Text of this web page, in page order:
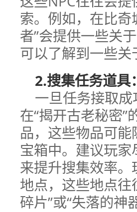
索。例如，在比
者”会提供一些关
可以了解到一些
2.搜集任务道具
一旦任务接取
在“揭开古老秘密
品，这些物品可
宝箱中。建议玩
来提升搜集效率。
地点，这些地点
碎片”或“失落的神器